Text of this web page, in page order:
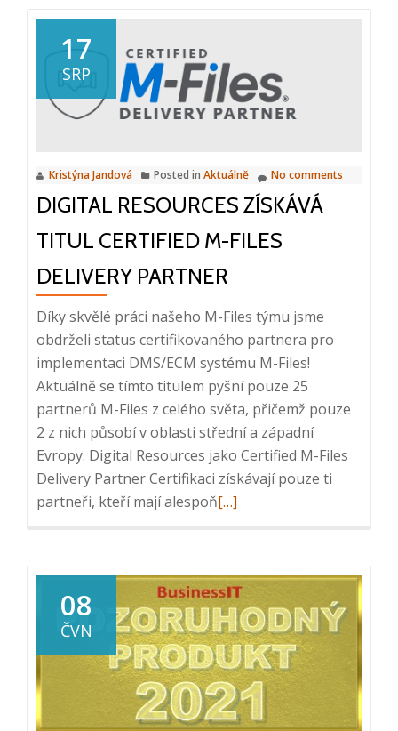
10
partner
M-
17
SRP
Kristýna Jandová Posted in Aktuálně No comments
DIGITAL RESOURCES ZÍSKÁVÁ
TITUL CERTIFIED M-FILES
DELIVERY PARTNER
Díky skvělé práci našeho M-Files týmu jsme
obdrželi status certifikovaného partnera pro
implementaci DMS/ECM systému M-Files!
Aktuálně se tímto titulem pyšní pouze 25
partnerů M-Files z celého světa, přičemž pouze
2 z nich působí v oblasti střední a západní
Evropy. Digital Resources jako Certified M-Files
Delivery Partner Certifikaci získávají pouze ti
partneři, kteří mají alespoňRead
Resources
získává
titul
Certified
M-
Files
[…]
08
ČVN